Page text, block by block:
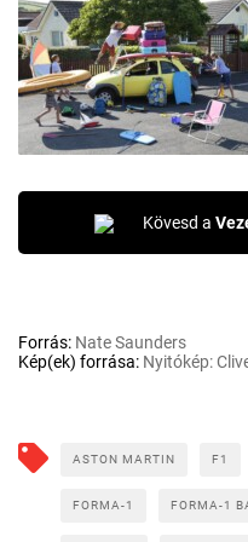
Kövesd a
Forrás: Nate Saunders
Kép(ek) forrása: Nyitókép:
ASTON MARTIN F1
FORMA-1 FORMA-1